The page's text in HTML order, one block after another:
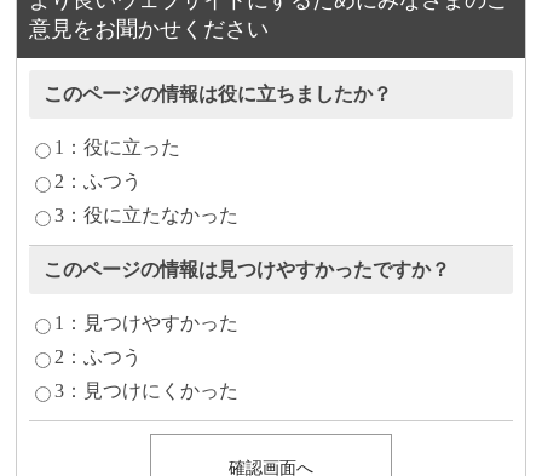
意見をお聞かせください
このページの情報は役に立ちましたか？
1：役に立った
2：ふつう
3：役に立たなかった
このページの情報は見つけやすかったですか？
1：見つけやすかった
2：ふつう
3：見つけにくかった